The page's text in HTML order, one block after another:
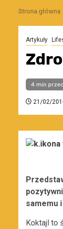
Strona główna
Artykuły
4 min
21/02/
samemu
Koktajl to